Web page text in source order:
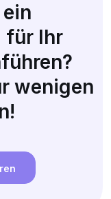
für Ihr
wenigen